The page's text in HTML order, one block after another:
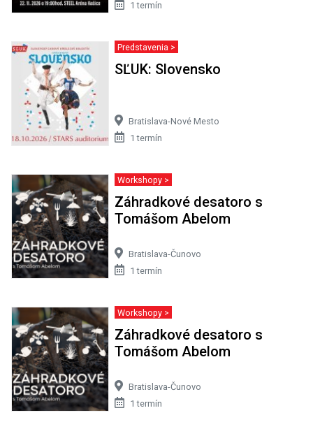
1 termín
Predstavenia >
SĽUK: Slovensko
Bratislava-Nové Mesto
1 termín
Workshopy >
Záhradkové desatoro s
Tomášom Abelom
Bratislava-Čunovo
1 termín
Workshopy >
Záhradkové desatoro s
Tomášom Abelom
Bratislava-Čunovo
1 termín